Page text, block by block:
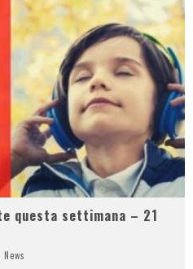
questa settimana – 21
News